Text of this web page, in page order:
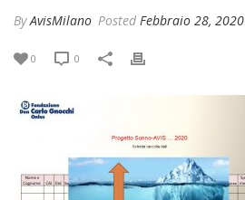
ByAvisMilano Posted Febbraio 28, 2020
0 0